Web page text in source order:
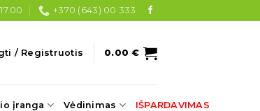
+370 (643) 00 333
/ Registruotis 0.00€
įranga Vėdinimas IŠPARDAVIMAS